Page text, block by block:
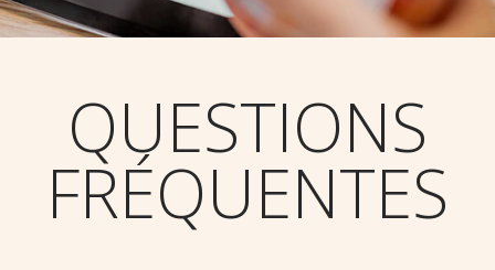
QUESTIONS
FRÉQUENTES